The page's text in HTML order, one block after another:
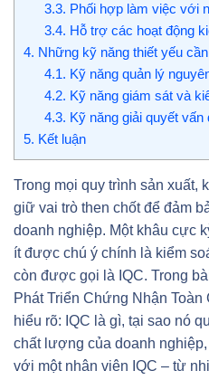
3.3. Phối hợp làm việc với
3.4. Hỗ trợ các hoạt động
4. Những kỹ năng thiết yếu
4.1. Kỹ năng quản lý
4.2. Kỹ năng giám sát và
4.3. Kỹ năng giải quyết vấn
5. Kết luận
Trong mọi quy trình sản xuất,
giữ vai trò then chốt để đảm
doanh nghiệp. Một khâu cực
ít được chú ý chính là kiểm
còn được gọi là IQC. Trong
Phát Triển Chứng Nhận
hiểu rõ: IQC là gì, tại sao nó
chất lượng của doanh
với một nhân viên IQC – từ